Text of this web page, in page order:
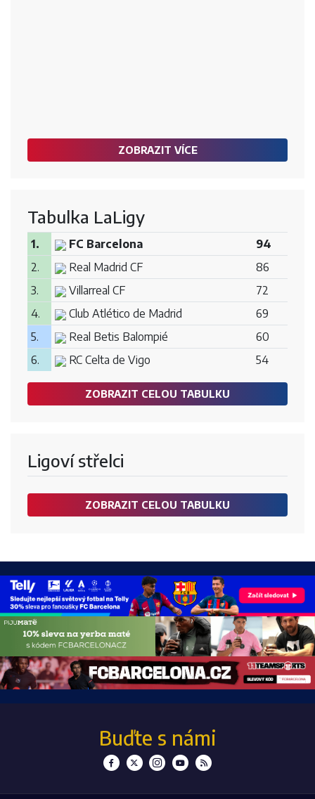
ZOBRAZIT VÍCE
Tabulka LaLigy
1. FC Barcelona
94
2.
Real Madrid CF
86
3.
Villarreal CF
72
4.
Club Atlético de Madrid
69
5.
Real Betis Balompié
60
6.
RC Celta de Vigo 54
ZOBRAZIT CELOU TABULKU
Ligoví střelci
ZOBRAZIT CELOU TABULKU
Buďte s námi